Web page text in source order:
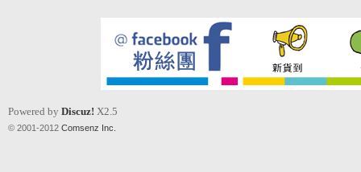
Powered by Discuz! X2.5
© 2001-2012 Comsenz Inc.